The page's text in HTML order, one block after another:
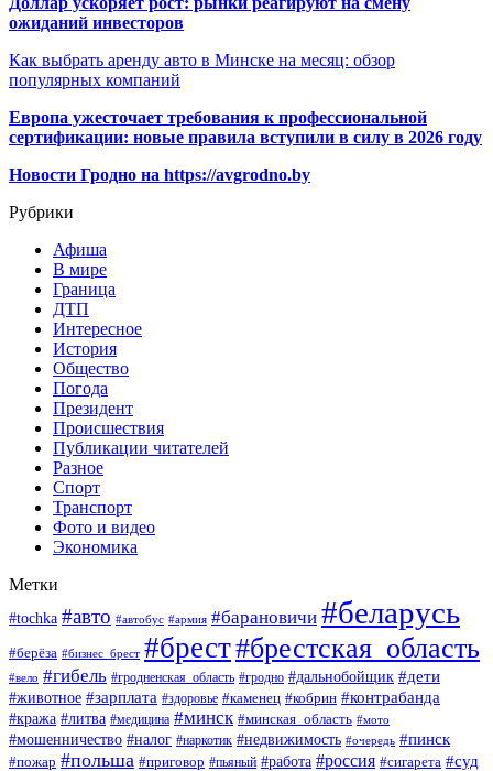
ожиданий инвесторов
Как выбрать аренду авто в Минске на месяц: обзор
популярных компаний
Европа ужесточает требования к профессиональной
сертификации: новые правила вступили в силу в 2026 году
Новости Гродно на https://avgrodno.by
Рубрики
Афиша
В мире
Граница
ДТП
Интересное
История
Общество
Погода
Президент
Происшествия
Публикации читателей
Разное
Спорт
Транспорт
Фото и видео
Экономика
Метки
#tochka #авто #автобус #армия #барановичи #беларусь
#берёза #бизнес_брест #брест#брестская_область
#вело #гибель #гродненская_область #гродно #дальнобойщик #дети
#животное #зарплата #здоровье #каменец #кобрин #контрабанда
#кража #литва #медицина #минск #минская_область #мото
#мошенничество #налог #наркотик #недвижимость #очередь #пинск
#пожар #польша #приговор #пьяный #работа #россия #сигарета #суд